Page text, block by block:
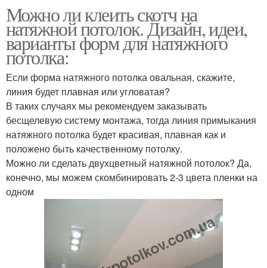
Можно ли клеить скотч на
натяжной потолок. Дизайн, идеи,
варианты форм для натяжного
потолка:
Если форма натяжного потолка овальная, скажите,
линия будет плавная или угловатая?
В таких случаях мы рекомендуем заказывать
бесщелевую систему монтажа, тогда линия примыкания
натяжного потолка будет красивая, плавная как и
положено быть качественному потолку.
Можно ли сделать двухцветный натяжной потолок? Да,
конечно, мы можем скомбинировать 2-3 цвета пленки на
одном